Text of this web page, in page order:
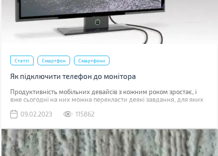
Статті Смартфон Смартфони
Як підключити телефон до монітора
Продуктивність мобільних девайсів з кожним роком зростає, і
вже сьогодні на них можна перекласти деякі завдання, для яких
09.02.2023
115862